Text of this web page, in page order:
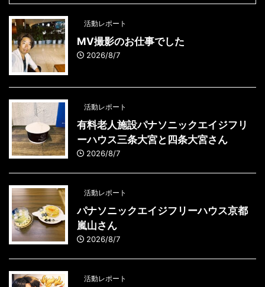
活動レポート
MV撮影のお仕事でした
2026/8/7
活動レポート
有料老人施設パナソニックエイジフリ
ーハウス三条大宮と四条大宮さん
2026/8/7
活動レポート
パナソニックエイジフリーハウス京都
嵐山さん
2026/8/7
活動レポート